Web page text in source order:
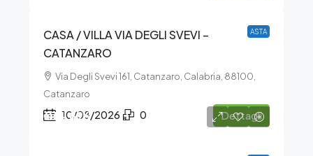
ASTA
CASA / VILLA VIA DEGLI SVEVI –
CATANZARO
Via Degli Svevi 161, Catanzaro, Calabria, 88100,
Catanzaro
10/08/2026 0 Dettagli
€14.896